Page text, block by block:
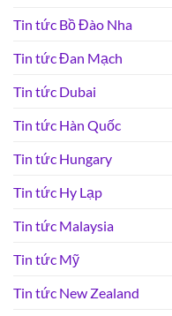
Tin tức Bồ Đào Nha
Tin tức Đan Mạch
Tin tức Dubai
Tin tức Hàn Quốc
Tin tức Hungary
Tin tức Hy Lạp
Tin tức Malaysia
Tin tức Mỹ
Tin tức New Zealand